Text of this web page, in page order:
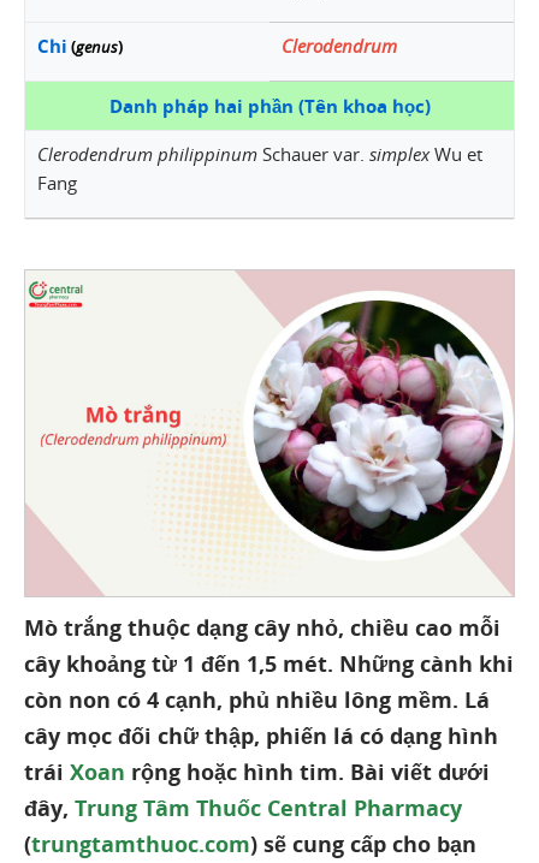
Chi (genus) Clerodendrum
Danh pháp hai phần (Tên khoa học)
Clerodendrum philippinum Schauer var. simplexWu et
Fang
Mò trắng thuộc dạng cây nhỏ, chiều cao mỗi
cây khoảng từ 1 đến 1,5 mét. Những cành khi
còn non có 4 cạnh, phủ nhiều lông mềm. Lá
cây mọc đối chữ thập, phiến lá có dạng hình
trái Xoan rộng hoặc hình tim. Bài viết dưới
đây, Trung Tâm Thuốc Central Pharmacy
(trungtamthuoc.com) sẽ cung cấp cho bạn